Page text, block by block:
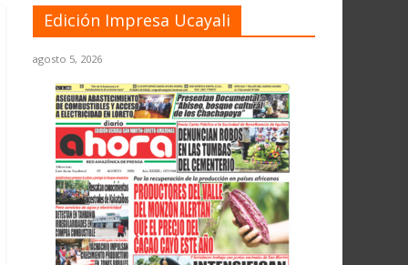
Edición Impresa Ucayali
agosto 5, 2026